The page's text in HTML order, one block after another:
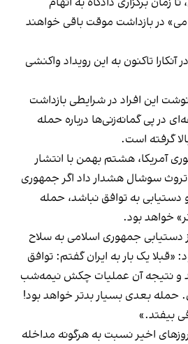
در بازداشت موقت باقی خواهند
تاکنون به این رویداد واکنشی
این افراد در شرایطی بازداشت
پی گمانه‌زنی‌ها درباره حمله
گرفته است.
آمریکا، هشتم بهمن با انتشار
سوشال هشدار داد اگر جمهوری
دستیابی به توافق نباشد، حمله
خواهد بود.
دستیابی جمهوری اسلامی به سلاح
«قبلا یک‌ بار به ایران گفتم: توافق
و نتیجه آن عملیات چکش نیمه‌شب
حمله بعدی بسیار بدتر خواهد بود!
بیفتد.»
اخیر نسبت به هرگونه مداخله